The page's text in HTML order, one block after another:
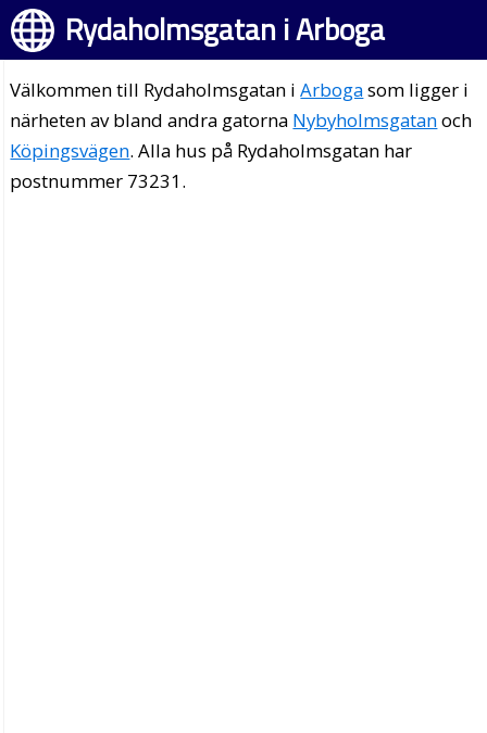
Rydaholmsgatan i Arboga
Välkommen till Rydaholmsgatan iArbogasom ligger i
närheten av bland andra gatorna Nybyholmsgatanoch
Köpingsvägen. Alla hus på Rydaholmsgatan har
postnummer 73231.